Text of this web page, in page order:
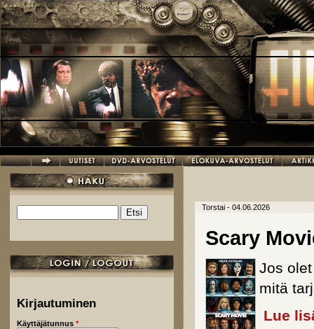
Hyppää pääsisältöön
Hakulomake
Kirjautuminen
Käyttäjätunnus *
Torstai - 04.06.2026
Scary
Jos
mitä
Lue